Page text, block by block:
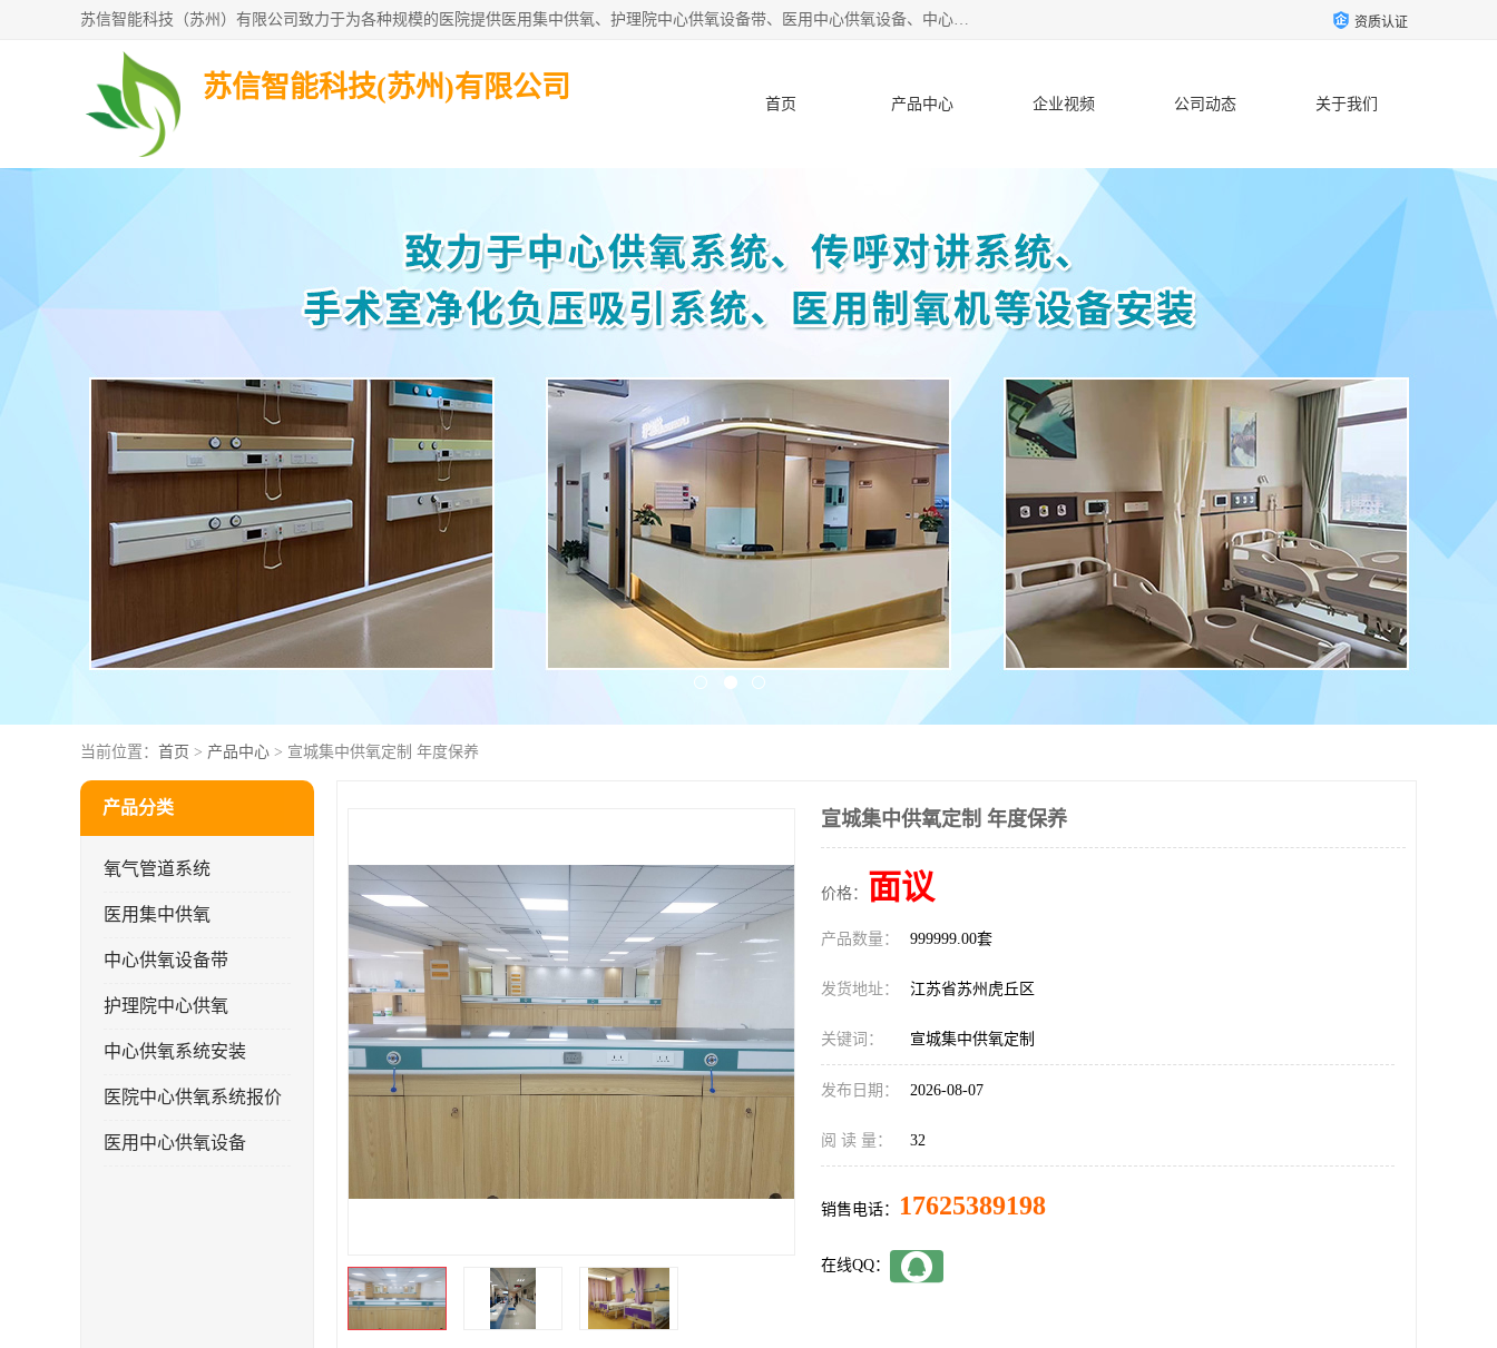
苏信智能科技（苏州）有限公司致力于为各种规模的医院提供医用集中供氧、护理院中心供氧设备带、医用中心供氧设备、中心供氧系统安装、医院中心供氧系统报价等“一条龙”服务。 资质认证
苏信智能科技(苏州)有限公司
首页 产品中心 企业视频 公司动态 关于我们
当前位置： 首页 > 产品中心 > 宣城集中供氧定制 年度保养
产品分类
氧气管道系统
医用集中供氧
中心供氧设备带
护理院中心供氧
中心供氧系统安装
医院中心供氧系统报价
医用中心供氧设备
宣城集中供氧定制 年度保养
价格： 面议
产品数量： 999999.00套
发货地址： 江苏省苏州虎丘区
关键词： 宣城集中供氧定制
发布日期： 2026-08-07
阅 读 量： 32
销售电话： 17625389198
在线QQ：